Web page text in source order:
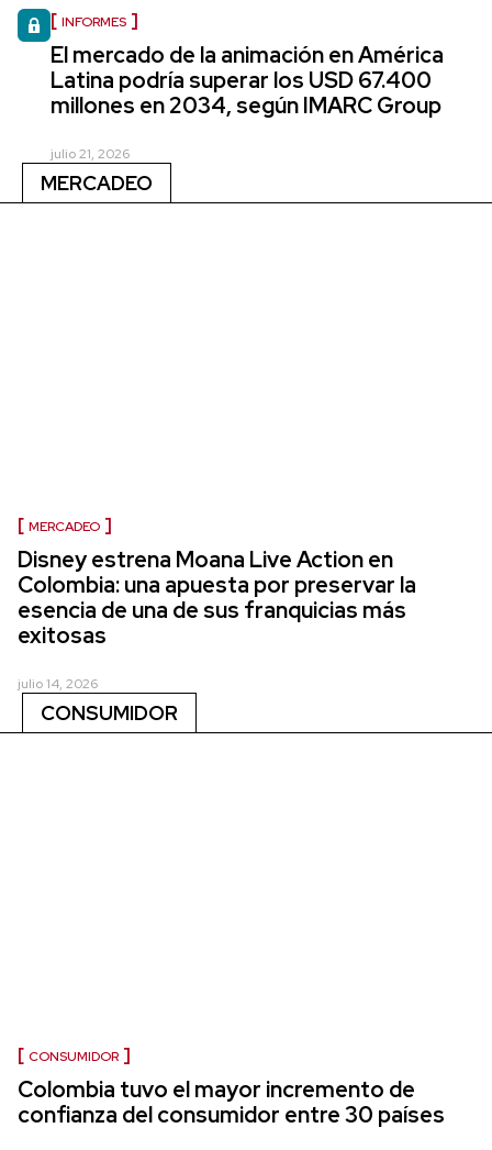
INFORMES
El mercado de la animación en América
Latina podría superar los USD 67.400
millones en 2034, según IMARC Group
julio 21, 2026
MERCADEO
MERCADEO
Disney estrena Moana Live Action en
Colombia: una apuesta por preservar la
esencia de una de sus franquicias más
exitosas
julio 14, 2026
CONSUMIDOR
CONSUMIDOR
Colombia tuvo el mayor incremento de
confianza del consumidor entre 30 países